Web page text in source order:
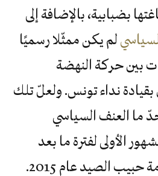
بضبابية، بالإضافة إلى
لم يكن ممثّلا رسميًا
بين حركة النهضة
بقيادة نداء تونس. ولعلّ تلك
ما العنف السياسي
الأولى لفترة ما بعد
الترويكا في ظل حكومة حبيب الصيد عام 2015.